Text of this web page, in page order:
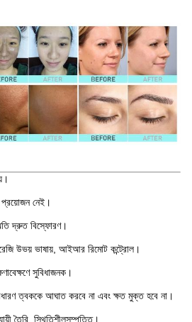
প্রয়োজন নেই।
দ্রুত বিস্ফোরণ।
উভয় ভাষায়, আইআর রিমোট কন্ট্রোল।
সুবিধাজনক।
ত্বককে আঘাত করবে না এবং ক্ষত মুক্ত হবে না।
তৈরি, স্থিতিশীলসম্পত্তি।